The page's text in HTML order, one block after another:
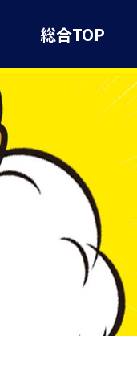
総合TOP